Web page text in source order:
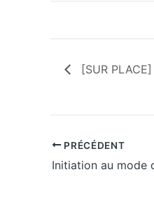
[SUR
PRÉCÉDENT
Initiation au mode